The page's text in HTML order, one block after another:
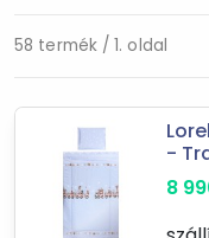
6 részes
Szett
Ár szűrése
58 termék / 1. oldal
-
8